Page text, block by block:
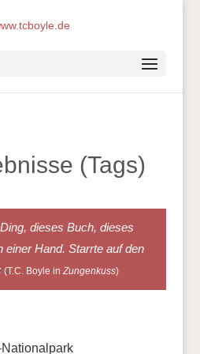
(Tags)
dieses Buch, dieses
einer Hand. Starrte auf den
(T.C. Boyle in Zungenkuss)
Nationalpark